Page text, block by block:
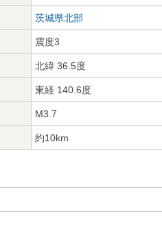
茨城県北部
震度3
北緯 36.5度
東経 140.6度
M3.7
約10km